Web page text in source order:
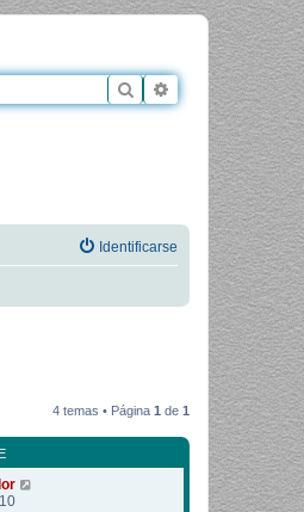
Buscar Búsqueda
Identificarse
4 temas • Página 1 de 1